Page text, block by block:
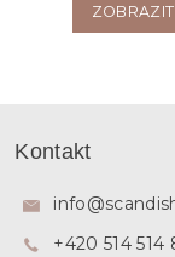
Kontakt
info@
+420 514 514